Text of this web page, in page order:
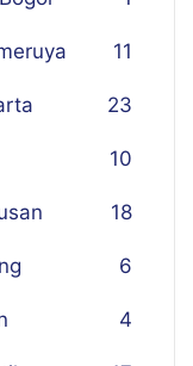
11
23
10
18
6
4